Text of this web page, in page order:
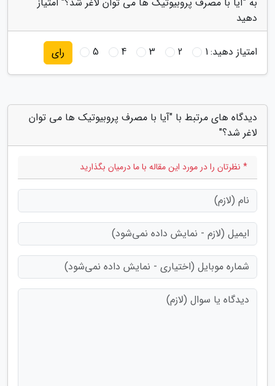
دهید
امتیاز دهید:1
2
3
4
5 رای
دیدگاه های مرتبط با "آیا با مصرف پروبیوتیک ها می توان
لاغر شد؟"
* نظرتان را در مورد این مقاله با ما درمیان بگذارید